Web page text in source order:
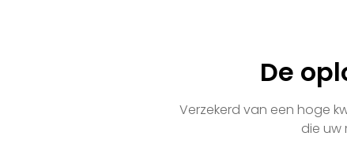
De
Verzekerd van een hoge
die uw